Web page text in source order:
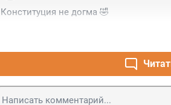
Конституция не догма 🤣